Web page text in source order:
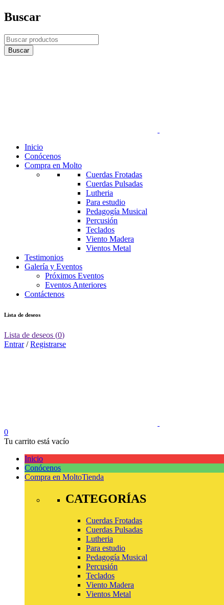
Buscar
Inicio
Conócenos
Compra en Molto
Cuerdas Frotadas
Cuerdas Pulsadas
Lutheria
Para estudio
Pedagogía Musical
Percusión
Teclados
Viento Madera
Vientos Metal
Testimonios
Galería y Eventos
Próximos Eventos
Eventos Anteriores
Contáctenos
Lista de deseos
Lista de deseos (0)
Entrar/Registrarse
0
Tu carrito está vacío
Inicio
Conócenos
Compra en MoltoTienda
CATEGORÍAS
Cuerdas Frotadas
Cuerdas Pulsadas
Lutheria
Para estudio
Pedagogía Musical
Percusión
Teclados
Viento Madera
Vientos Metal